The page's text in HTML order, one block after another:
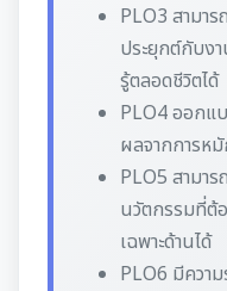
PLO3 สามาร
ประยุกต์กับงา
รู้ตลอดชีวิตได้
PLO4 ออกแ
ผลจากการห
PLO5 สามา
นวัตกรรมที่ต้
เฉพาะด้านได้
PLO6 มีควา